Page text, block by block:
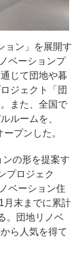
ョン」を展開す
ベーションプ
じて団地や暮
ジェクト「団
また、全国で
ルームを、
プンした。
の形を提案す
プロジェク
ベーション住
月末までに累計
。団地リノベ
ら人気を得て